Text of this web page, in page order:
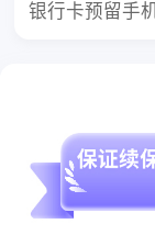
银行卡预留手